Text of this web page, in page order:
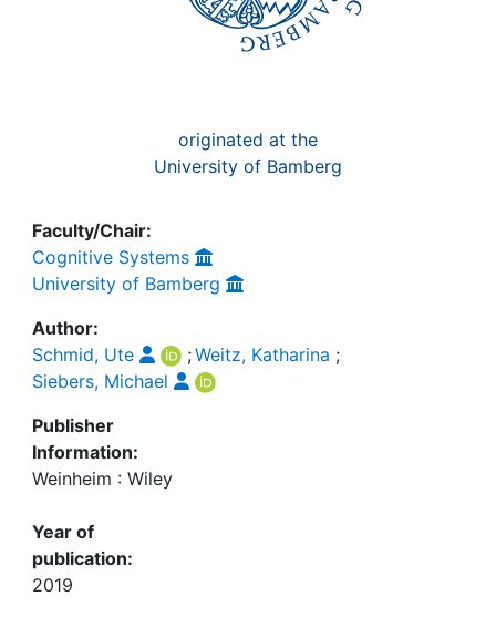
originated at the
University of Bamberg
Faculty/Chair:
Cognitive Systems
University of Bamberg
Author:
Schmid, Ute
;Weitz, Katharina ;
Siebers, Michael
Publisher
Information:
Weinheim : Wiley
Year of
publication:
2019